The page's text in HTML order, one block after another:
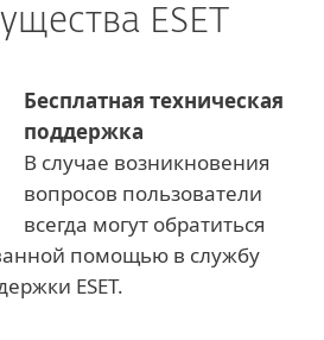
ESET
Бесплатная техническая
поддержка
В случае возникновения
вопросов пользователи
всегда могут обратиться
помощью в службу
ESET.